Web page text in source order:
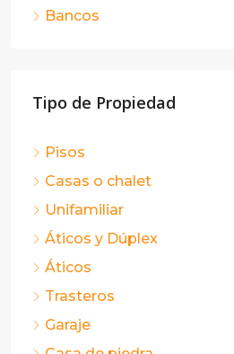
Bancos
Tipo de Propiedad
Pisos
Casas o chalet
Unifamiliar
Áticos y Dúplex
Áticos
Trasteros
Garaje